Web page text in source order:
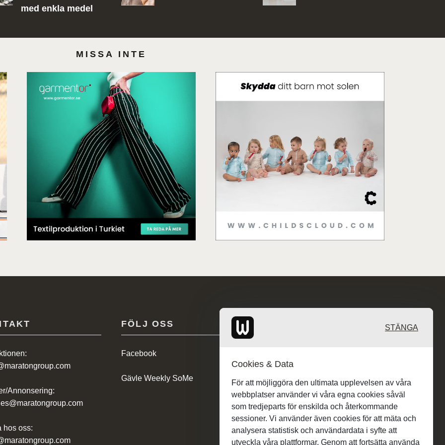
med enkla medel
MISSA INTE
Annonsering:
hos oss:
FÖLJ OSS
Facebook
Gävle Weekly SoMe
STÄNGA
Cookies & Data
För att möjliggöra den ultimata upplevelsen av våra
webbplatser använder vi våra egna cookies såväl
som tredjeparts för enskilda och återkommande
sessioner. Vi använder även cookies för att mäta och
analysera statistisk och användardata i syfte att
utveckla våra plattformar. Genom att fortsätta använda